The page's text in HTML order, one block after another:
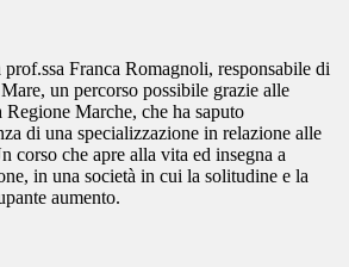
Franca Romagnoli, responsabile di
un percorso possibile grazie alle
Marche, che ha saputo
di una specializzazione in relazione alle
corso che apre alla vita ed insegna a
in una società in cui la solitudine e la
aumento.